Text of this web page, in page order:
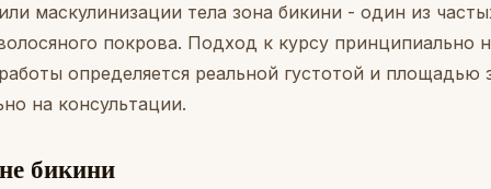
маскулинизации тела зона бикини - один из
покрова. Подход к курсу принципиально
определяется реальной густотой и
на консультации.
бикини